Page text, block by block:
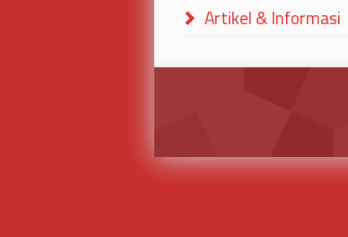
Artikel & Informasi